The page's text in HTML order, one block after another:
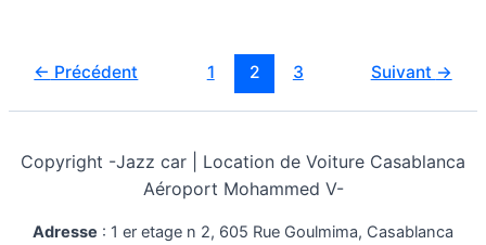
← Précédent 1 2 3 Suivant →
Copyright -Jazz car | Location de Voiture Casablanca
Aéroport Mohammed V-
Adresse : 1 er etage n 2, 605 Rue Goulmima, Casablanca